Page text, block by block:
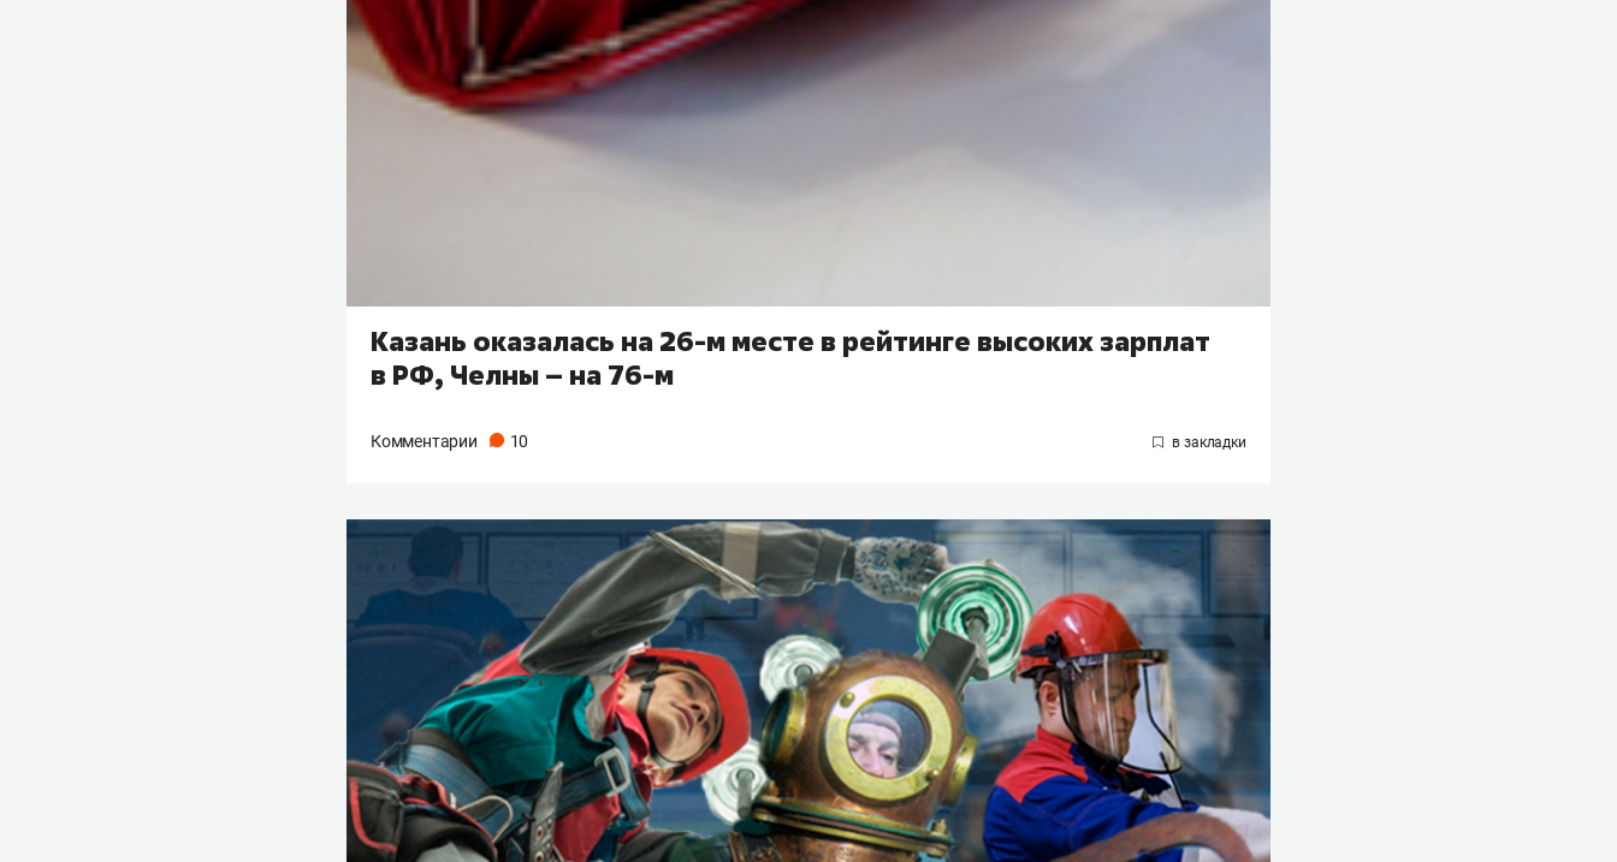
Казань оказалась на 26-м месте в рейтинге высоких зарплат
в РФ, Челны – на 76-м
Комментарии 10